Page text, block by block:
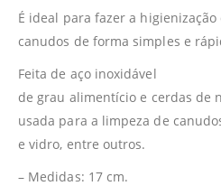
É ideal para fazer a
canudos de forma simples e
Feita de aço inoxidável
de grau alimentício e cerdas de
usada para a limpeza de
e vidro, entre outros.
– Medidas: 17 cm.